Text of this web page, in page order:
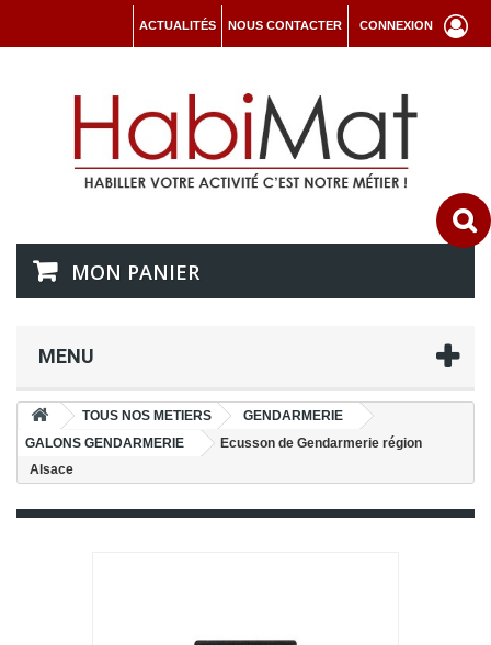
CONNEXION
NOUS CONTACTER
ACTUALITÉS
MON PANIER
MENU
TOUS NOS METIERS
GENDARMERIE
GALONS GENDARMERIE
Ecusson de Gendarmerie région
Alsace